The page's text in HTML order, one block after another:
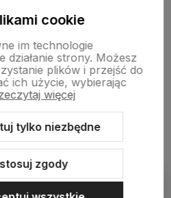
Szablon Shoper Modern 3.0™
cookie
im technologie
działanie strony. Możesz
plików i przejść do
ich użycie, wybierając
więcej
tylko niezbędne
zgody